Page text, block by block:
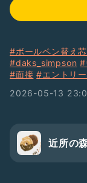
#ボールペン替え芯
#daks_simpson #
#面接 #エントリー
2026-05-13
近所の